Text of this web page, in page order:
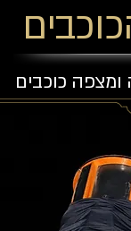
ומצפה כוכבים